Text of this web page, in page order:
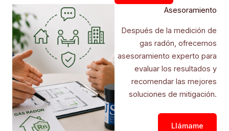
Asesoramiento
Después de la medición de
gas radón, ofrecemos
asesoramiento experto para
evaluar los resultados y
recomendar las mejores
soluciones de mitigación.
Llámame